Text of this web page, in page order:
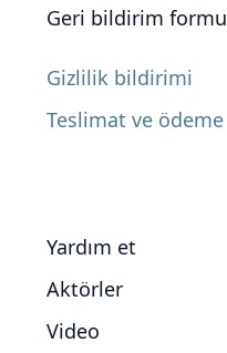
Geri bildirim formu
Gizlilik bildirimi
Teslimat ve ödeme
Yardım et
Aktörler
Video